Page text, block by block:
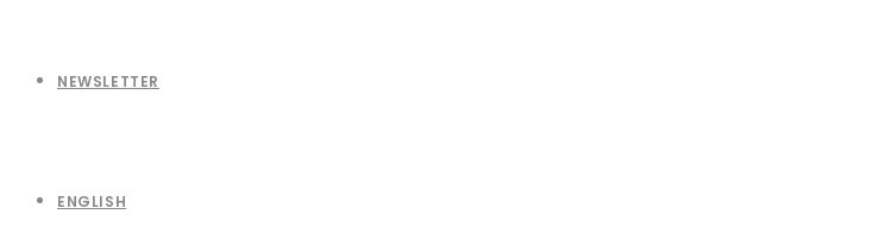
NEWSLETTER
ENGLISH